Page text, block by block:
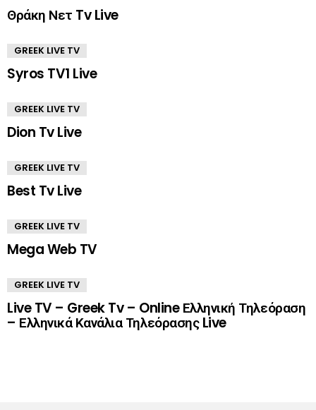
Θράκη Νετ Tv Live
GREEK LIVE TV
Syros TV1 Live
GREEK LIVE TV
Dion Tv Live
GREEK LIVE TV
Best Tv Live
GREEK LIVE TV
Mega Web TV
GREEK LIVE TV
Live TV – Greek Tv – Online Ελληνική Τηλεόραση
– Ελληνικά Κανάλια Τηλεόρασης Live